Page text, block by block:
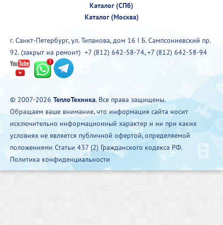
Каталог (СПб)
Каталог (Москва)
г. Санкт-Петербург, ул. Типанова, дом 16 I Б. Сампсониевский пр.
92. (закрыт на ремонт) +7 (812) 642-58-74,+7 (812) 642-58-94
© 2007-2026 ТеплоТехника. Все права защищены.
Обращаем ваше внимание, что информация сайта носит
исключительно информационный характер и ни при каких
условиях не является публичной офертой, определяемой
положениями Статьи 437 (2) Гражданского кодекса РФ.
Политика конфиденциальности